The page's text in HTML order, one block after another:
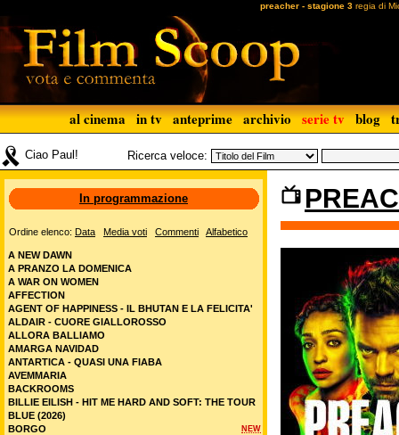
preacher - stagione 3 regia di
al cinema in tv anteprime archivio serie tv blog
Ciao Paul! Ricerca veloce:
In programmazione
Ordine elenco: Data Media voti Commenti Alfabetico
A NEW DAWN
A PRANZO LA DOMENICA
A WAR ON WOMEN
AFFECTION
AGENT OF HAPPINESS - IL BHUTAN E LA FELICITA'
ALDAIR - CUORE GIALLOROSSO
ALLORA BALLIAMO
AMARGA NAVIDAD
ANTARTICA - QUASI UNA FIABA
AVEMMARIA
BACKROOMS
BILLIE EILISH - HIT ME HARD AND SOFT: THE TOUR
BLUE (2026)
NEW
BORGO